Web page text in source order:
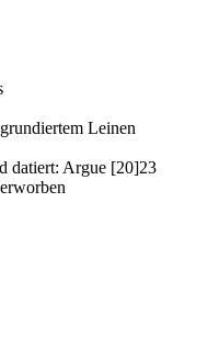
Leinen
datiert: Argue [20]23